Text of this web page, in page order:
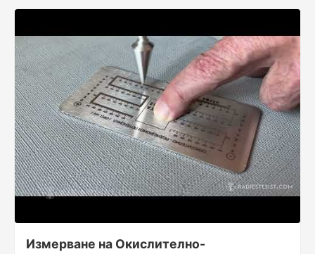
Измерване на Окислително-